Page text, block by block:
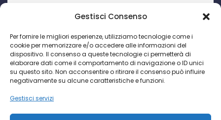
Gestisci Consenso
Per fornire le migliori esperienze, utilizziamo tecnologie come i
cookie per memorizzare e/o accedere alle informazioni del
dispositivo. Il consenso a queste tecnologie ci permetterà di
elaborare dati come il comportamento di navigazione o ID unici
su questo sito. Non acconsentire o ritirare il consenso può influire
negativamente su alcune caratteristiche e funzioni.
Gestisci servizi
raccolti verranno utilizzati per attività di comunicazioni
promozionali da parte di Facco Giuseppe & C. S.p.a.